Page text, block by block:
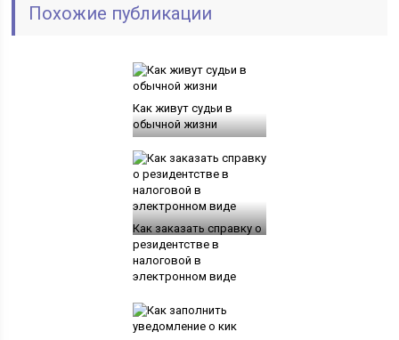
Похожие публикации
Как живут судьи в
обычной жизни
Как заказать справку о
резидентстве в
налоговой в
электронном виде